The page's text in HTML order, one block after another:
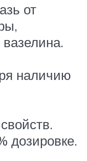
от
наличию
дозировке.